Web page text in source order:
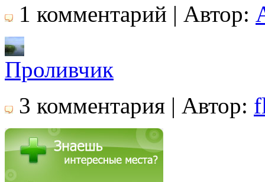
1 комментарий | Автор:
Проливчик
3 комментария | Автор: